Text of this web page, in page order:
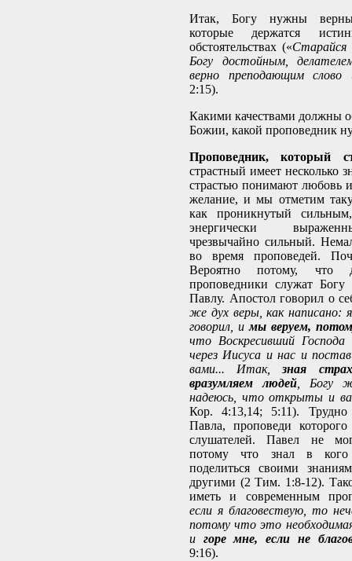
Итак, Богу нужны
которые держатся
обстоятельствах («Старайся
Богу достойным,
верно преподающим слово
2:15).
Какими качествами должны
Божии, какой проповедник
Проповедник, который
страстный имеет несколько
страстью понимают любовь
желание, и мы отметим
как проникнутый
энергически
чрезвычайно сильный.
во время проповедей.
Вероятно потому, что
проповедники служат Богу
Павлу. Апостол говорил о
же дух веры, как написано:
говорил, имы веруем,
что Воскресивший Господа
через Иисуса и нас и
вами... Итак,зная
вразумляем людей , Богу
надеюсь, что открыты и
Кор. 4:13,14; 5:11). Трудно
Павла, проповеди
слушателей. Павел не
потому что знал в
поделиться своими
другими (2 Тим. 1:8-12).
иметь и современным
если я благовествую, то
потому что это
и горе мне, если не
9:16).